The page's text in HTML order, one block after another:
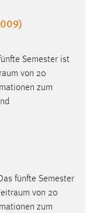
Semester ist
von 20
zum
fünfte Semester
von 20
zum